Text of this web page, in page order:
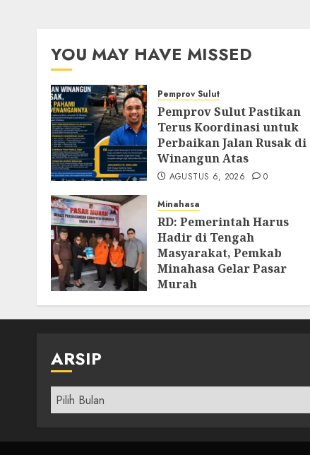
YOU MAY HAVE MISSED
Pemprov Sulut
Pemprov Sulut Pastikan
Terus Koordinasi untuk
Perbaikan Jalan Rusak di
Winangun Atas
AGUSTUS 6, 2026 0
Minahasa
RD: Pemerintah Harus
Hadir di Tengah
Masyarakat, Pemkab
Minahasa Gelar Pasar
Murah
AGUSTUS 4, 2026 0
ARSIP
Arsip